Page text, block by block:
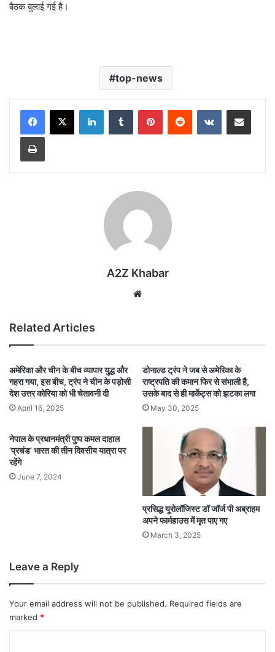
बैठक बुलाई गई है।
top-news
LinkedInTumblr PinterestReddit VKontakteShare via Email
Print
A2Z Khabar
Related Articles
अमेरिका और चीन के बीच व्यापार युद्ध और
गहरा गया, इस बीच, ट्रंप ने चीन के पड़ोसी
देश उत्तर कोरिया को भी चेतावनी दी
April 16, 2025
डोनाल्ड ट्रंप ने जब से अमेरिका के
राष्ट्रपति की कमान फिर से संभाली है,
उसके बाद से ही मार्केट्स को झटका लगा
May 30, 2025
नेपाल के प्रधानमंत्री पुष्प कमल दाहाल
‘प्रचंड’ भारत की तीन दिवसीय यात्रा पर
रहेंगे
June 7, 2024
प्रसिद्ध यूरोलॉजिस्ट डॉ जॉर्ज पी अब्राहम
अपने फार्महाउस में मृत पाए गए
March 3, 2025
Leave a Reply
Your email address will not be published. Required fields are
marked *